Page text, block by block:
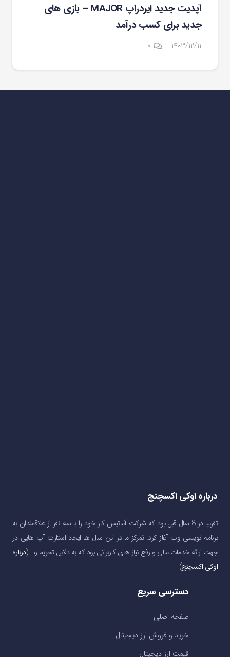
آپدیت جدید ایردراپ MAJOR – بازی های
جدید برای کسب درآمد
۱۴۰۳/۱۲/۱۱ ۰
درباره اوکی اکسچنج
تقریبا در 8 سال قبل بود که شرکت آماتیس کار خود را با سه نفر از علاقمندان به
برنامه نویسی وب آغاز کرد. تمرکز ما در این سال ها ایجاد استارت آپ هایی در
جهت ارائه خدمات مالی و رفع نیاز های کاربرانی بود که به دلایل تحریم و …(درباره
اوکی اکسچنج)
دسترسی سریع
صفحه اصلی
خرید و فروش ارز دیجیتال
قیمت ارز دیجیتال